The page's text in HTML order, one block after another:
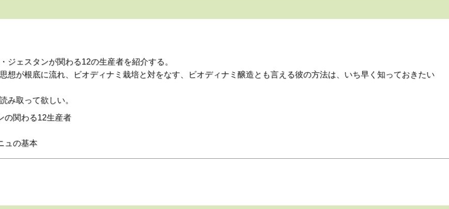
ェスタンが関わる12の生産者を紹介する。
想が根底に流れ、ビオディナミ栽培と対をなす、ビオディナミ醸造とも言える彼の方法は、いち早く知っておきたい
み取って欲しい。
の関わる12生産者
ュの基本